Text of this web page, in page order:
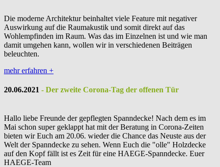
Die moderne Architektur beinhaltet viele Feature mit negativer
Auswirkung auf die Raumakustik und somit direkt auf das
Wohlempfinden im Raum. Was das im Einzelnen ist und wie man
damit umgehen kann, wollen wir in verschiedenen Beiträgen
beleuchten.
mehr erfahren +
20.06.2021 - Der zweite Corona-Tag der offenen Tür
Hallo liebe Freunde der gepflegten Spanndecke! Nach dem es im
Mai schon super geklappt hat mit der Beratung in Corona-Zeiten
bieten wir Euch am 20.06. wieder die Chance das Neuste aus der
Welt der Spanndecke zu sehen. Wenn Euch die "olle" Holzdecke
auf den Kopf fällt ist es Zeit für eine HAEGE-Spanndecke. Euer
HAEGE-Team